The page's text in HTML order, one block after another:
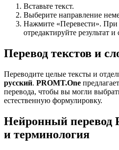
Вставьте текст.
Выберите направление
Нажмите «Перевести». При
отредактируйте результат
Перевод текстов и
Переводите целые тексты и
русский. PROMT.One
перевода, чтобы вы могли
естественную формулировку.
Нейронный перевод
и терминология